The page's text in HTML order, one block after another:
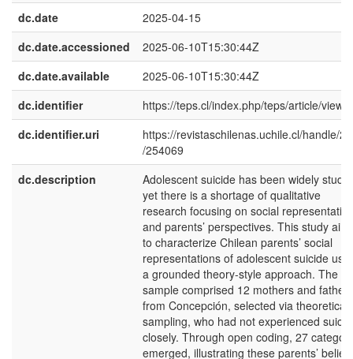
dc.date
2025-04-15
dc.date.accessioned
2025-06-10T15:30:44Z
dc.date.available
2025-06-10T15:30:44Z
dc.identifier
https://teps.cl/index.php/teps/article/view/
dc.identifier.uri
https://revistaschilenas.uchile.cl/handle/
/254069
dc.description
Adolescent suicide has been widely
yet there is a shortage of qualitative
research focusing on social
and parents’ perspectives. This study
to characterize Chilean parents’ social
representations of adolescent suicide
a grounded theory-style approach. The
sample comprised 12 mothers and fathers
from Concepción, selected via theoretical
sampling, who had not experienced
closely. Through open coding, 27
emerged, illustrating these parents’ beliefs